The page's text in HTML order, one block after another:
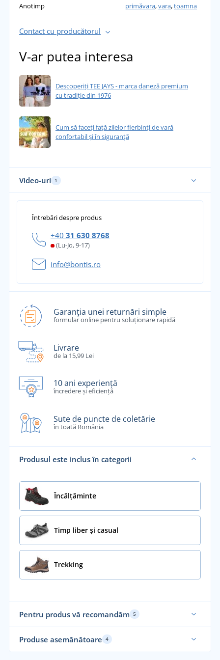
Anotimp primăvara,vara,toamna
Contact cu producătorul
V-ar putea interesa
Descoperiți TEE JAYS - marca daneză premium
cu tradiție din 1976
Cum să faceți față zilelor fierbinți de vară
confortabil și în siguranță
Video-uri 1
Întrebări despre produs
+40 31 630 8768
(Lu-Jo, 9-17)
info@bontis.ro
Garanția unei returnări simple
formular online pentru soluționare rapidă
Livrare
de la 15,99 Lei
10 ani experiență
încredere și eficiență
Sute de puncte de coletărie
în toată România
Produsul este inclus în categorii
Încălţăminte
Timp liber și casual
Trekking
Pentru produs vă recomandăm 5
Funcțional
Produse asemănătoare 4